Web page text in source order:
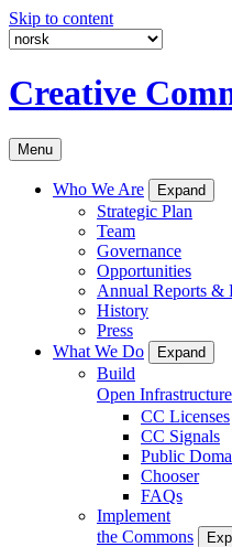
Skip to content
Creative
Menu
Who We Are Expand
Strategic Plan
Team
Governance
Opportunities
Annual Reports &
History
Press
What We Do
Expand
Build
Open Infrastructure
CC Licenses
CC Signals
Public
Chooser
FAQs
Implement
the Commons